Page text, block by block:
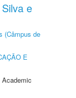
e
(Câmpus de
E